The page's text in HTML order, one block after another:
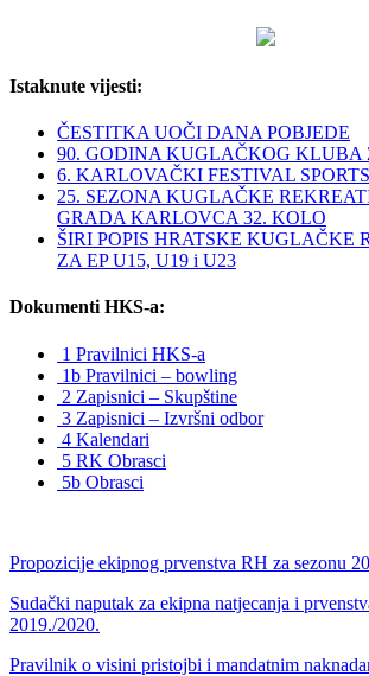
Istaknute vijesti:
ČESTITKA UOČI DANA POBJEDE
90. GODINA KUGLAČKOG KLUBA
6. KARLOVAČKI FESTIVAL
25. SEZONA KUGLAČKE
GRADA KARLOVCA 32. KOLO
ŠIRI POPIS HRATSKE KUGLAČKE
ZA EP U15, U19 i U23
Dokumenti HKS-a:
1 Pravilnici HKS-a
1b Pravilnici – bowling
2 Zapisnici – Skupštine
3 Zapisnici – Izvršni odbor
4 Kalendari
5 RK Obrasci
5b Obrasci
Propozicije ekipnog prvenstva RH za sezonu
Sudački naputak za ekipna natjecanja i
2019./2020.
Pravilnik o visini pristojbi i mandatnim